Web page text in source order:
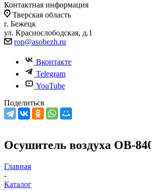
Контактная информация
Тверская область
г. Бежецк
ул. Краснослободская, д.1
rop@asobezh.ru
Вконтакте
Telegram
YouTube
Поделиться
Осушитель воздуха ОВ-
Главная
-
Каталог